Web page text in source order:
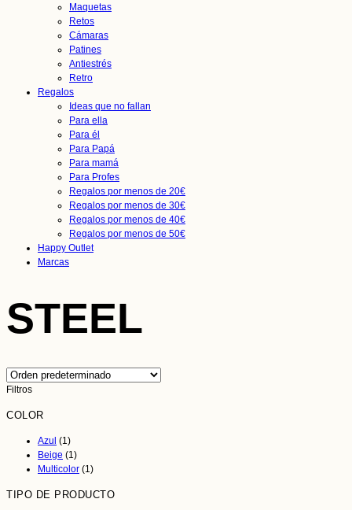
Maquetas
Retos
Cámaras
Patines
Antiestrés
Retro
Regalos
Ideas que no fallan
Para ella
Para él
Para Papá
Para mamá
Para Profes
Regalos por menos de 20€
Regalos por menos de 30€
Regalos por menos de 40€
Regalos por menos de 50€
Happy Outlet
Marcas
STEEL
Filtros
COLOR
Azul (1)
Beige (1)
Multicolor (1)
TIPO DE PRODUCTO